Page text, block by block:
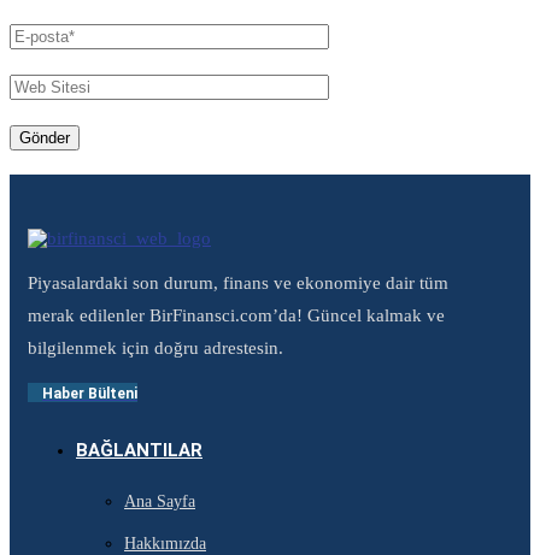
Piyasalardaki son durum, finans ve ekonomiye dair tüm
merak edilenler BirFinansci.com’da! Güncel kalmak ve
bilgilenmek için doğru adrestesin.
Haber Bülteni
BAĞLANTILAR
Ana Sayfa
Hakkımızda